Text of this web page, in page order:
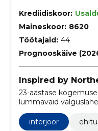
Krediidiskoor:
Maineskoor: 8620
Töötajaid: 44
Prognooskäive
Inspired by
23-aastase
lummavaid
professionaalsete
hooneid ja kodusid.
interjöör